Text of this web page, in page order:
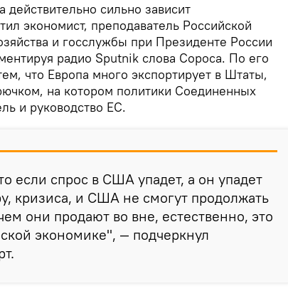
действительно сильно зависит
экономист, преподаватель Российской
и госслужбы при Президенте России
радио Sputnik слова Сороса. По его
что Европа много экспортирует в Штаты,
на котором политики Соединенных
и руководство ЕС.
если спрос в США упадет, а он упадет
кризиса, и США не смогут продолжать
они продают во вне, естественно, это
экономике", — подчеркнул